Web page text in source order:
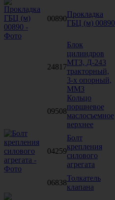
00890
Прокладка
ГБЦ (м) 00890
24817
Блок
цилиндров
МТЗ, Д-243
тракторный,
3-х опорный,
ММЗ
09508
Кольцо
поршневое
маслосъемное
верхнее
04259
Болт
крепления
силового
агрегата
06838
Толкатель
клапана